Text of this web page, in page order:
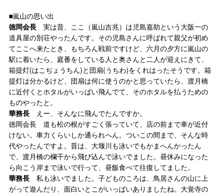
■嵐山の思い出
徳岡会長実は昔、ここ（嵐山吉兆）は児島嘉助という大阪一の
道具屋の別荘やったんです。その児島さんに呼ばれて親父が初め
てここへ来たとき、もちろん戦前ですけど、六月の夕方に嵐山の
駅に着いたら、庭番をしている人と奥さんと二人が迎えにきて、
箱提灯(はこぢょうちん)と団扇(うちわ)をくれはったそうです。箱
提灯は分かるけど、団扇は何に使うのかと思っていたら、渡月橋
に近付くとホタルがいっぱい飛んでて、そのホタルを払うための
ものやったと。
華務長えー、そんなに飛んでたんですか。
徳岡会長 道も松の根がすごく張っていて、店の前まで車が近付
けない。車力くらいしか通られへん。ついこの間まで、そんな時
代やったんですよ。昔は、大堰川も泳いでもかまへんかったん
で、渡月橋の欄干から飛び込んで泳いでました。昼休みになった
ら向こう岸まで泳いで行って、昼飯食べて往復してました。
華務長私も泳いでました。子どものころは、鳥居さんの山に上
がって遊んだり、面白いとこがいっぱいありましたね。大覚寺の